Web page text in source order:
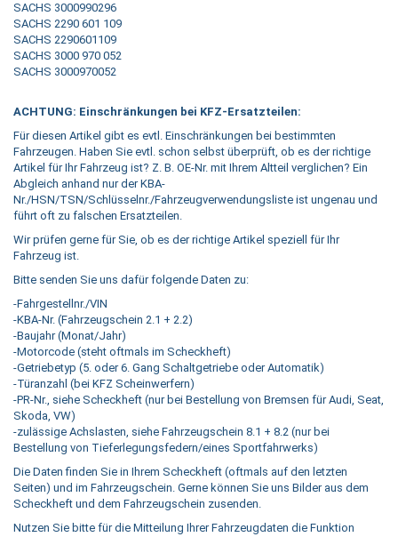
SACHS 3000990296
SACHS 2290 601 109
SACHS 2290601109
SACHS 3000 970 052
SACHS 3000970052
ACHTUNG: Einschränkungen bei KFZ-Ersatzteilen:
Für diesen Artikel gibt es evtl. Einschränkungen bei bestimmten
Fahrzeugen. Haben Sie evtl. schon selbst überprüft, ob es der richtige
Artikel für Ihr Fahrzeug ist? Z. B. OE-Nr. mit Ihrem Altteil verglichen? Ein
Abgleich anhand nur der KBA-
Nr./HSN/TSN/Schlüsselnr./Fahrzeugverwendungsliste ist ungenau und
führt oft zu falschen Ersatzteilen.
Wir prüfen gerne für Sie, ob es der richtige Artikel speziell für Ihr
Fahrzeug ist.
Bitte senden Sie uns dafür folgende Daten zu:
-Fahrgestellnr./VIN
-KBA-Nr. (Fahrzeugschein 2.1 + 2.2)
-Baujahr (Monat/Jahr)
-Motorcode (steht oftmals im Scheckheft)
-Getriebetyp (5. oder 6. Gang Schaltgetriebe oder Automatik)
-Türanzahl (bei KFZ Scheinwerfern)
-PR-Nr., siehe Scheckheft (nur bei Bestellung von Bremsen für Audi, Seat,
Skoda, VW)
-zulässige Achslasten, siehe Fahrzeugschein 8.1 + 8.2 (nur bei
Bestellung von Tieferlegungsfedern/eines Sportfahrwerks)
Die Daten finden Sie in Ihrem Scheckheft (oftmals auf den letzten
Seiten) und im Fahrzeugschein. Gerne können Sie uns Bilder aus dem
Scheckheft und dem Fahrzeugschein zusenden.
Nutzen Sie bitte für die Mitteilung Ihrer Fahrzeugdaten die Funktion